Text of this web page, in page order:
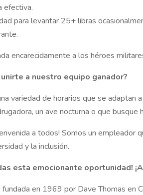
efectiva.
para levantar 25+ libras
encarecidamente a los héroes
a nuestro equipo ganador?
variedad de horarios que se adaptan
un ave nocturna o que
a todos! Somos un empleador
y la inclusión.
esta emocionante oportunidad!
en 1969 por Dave Thomas en